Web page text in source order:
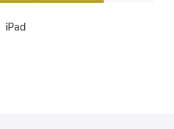
iPad